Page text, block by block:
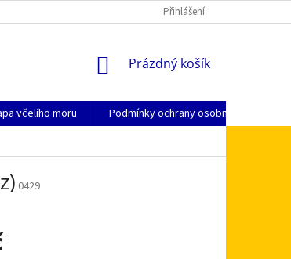
JAK NAKUPOVAT
Přihlášení
NÁKUPNÍ
Prázdný košík
včelího moru
Podmínky ochrany osobních údajů
0429